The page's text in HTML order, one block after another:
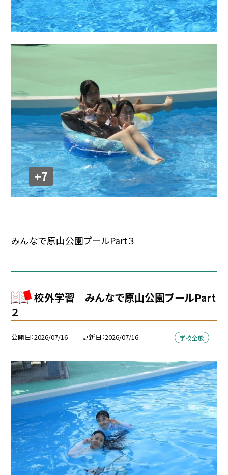
+7
みんなで原山公園プールPart３
校外学習 みんなで原山公園プールPart
２
公開日 2026/07/16 更新日 2026/07/16 学校全般